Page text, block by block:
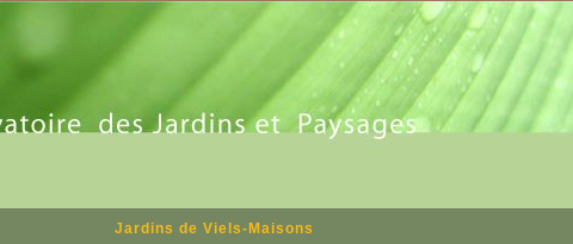
Jardins de Viels-Maisons